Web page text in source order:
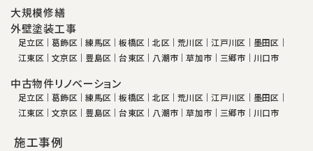
大規模修繕
外壁塗装工事
足立区 葛飾区 練馬区 板橋区 北区 荒川区 江戸川区
墨田区
江東区
文京区 豊島区 台東区 八潮市 草加市 三郷市 川口市
中古物件リノベーション
足立区 葛飾区 練馬区 板橋区 北区 荒川区 江戸川区
墨田区
江東区
文京区 豊島区 台東区 八潮市 草加市 三郷市 川口市
施工事例